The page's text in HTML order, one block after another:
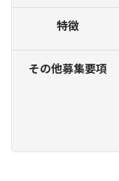
特徴
その他募集要項